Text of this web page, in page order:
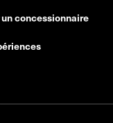
un concessionnaire